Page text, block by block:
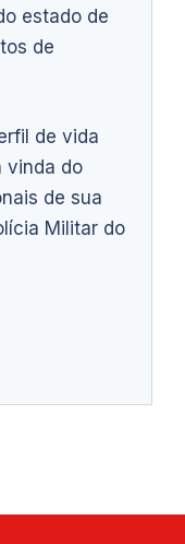
estado de
de
de vida
vinda do
de sua
Militar do